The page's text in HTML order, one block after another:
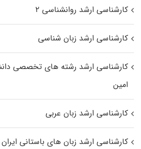
کارشناسی ارشد روانشناسی ۲
کارشناسی ارشد زبان شناسی
کارشناسی ارشد رﺷﺘﻪ ﻫﺎی تخصصی
اﻣﻴﻦ
کارشناسی ارشد زبان عربی
کارشناسی ارشد زبان‌ های باستانی ایران